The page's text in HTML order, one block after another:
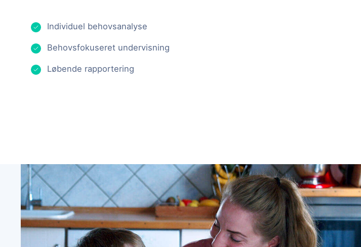
Individuel behovsanalyse
Behovsfokuseret undervisning
Løbende rapportering